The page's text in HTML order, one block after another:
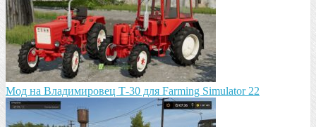
Мод на Владимировец Т-30 для Farming Simulator 22